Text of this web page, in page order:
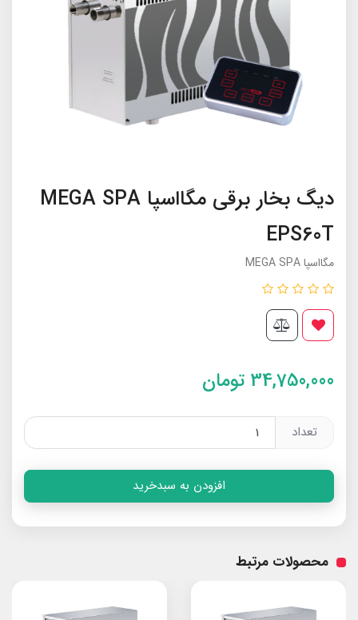
دیگ بخار برقی مگااسپا MEGA SPA
EPS60T
مگااسپا MEGA SPA
34,750,000 تومان
تعداد
افزودن به سبدخرید
محصولات مرتبط